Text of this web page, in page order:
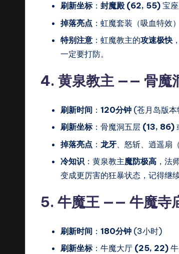
刷新坐标： 封魔殿 (62, 55) 宝
掉落亮点 ：虹魔套装（吸血特效
特别注意 ：虹魔教主的攻速极快
一定要打防。
4. 黄泉教主 —— 骨魔
刷新时间 ： 120分钟 (苍月岛版
刷新坐标：骨魔洞五层 (13, 86)
掉落亮点 ： 龙牙 、怒斩、逍遥扇
冷知识 ：黄泉教主魔防极高 ，法
变成更厉害的狂暴状态，记得继
5. 牛魔王 —— 牛魔寺
刷新时间 ： 180分钟 (3小时)
刷新坐标：牛魔大厅 (25, 22)